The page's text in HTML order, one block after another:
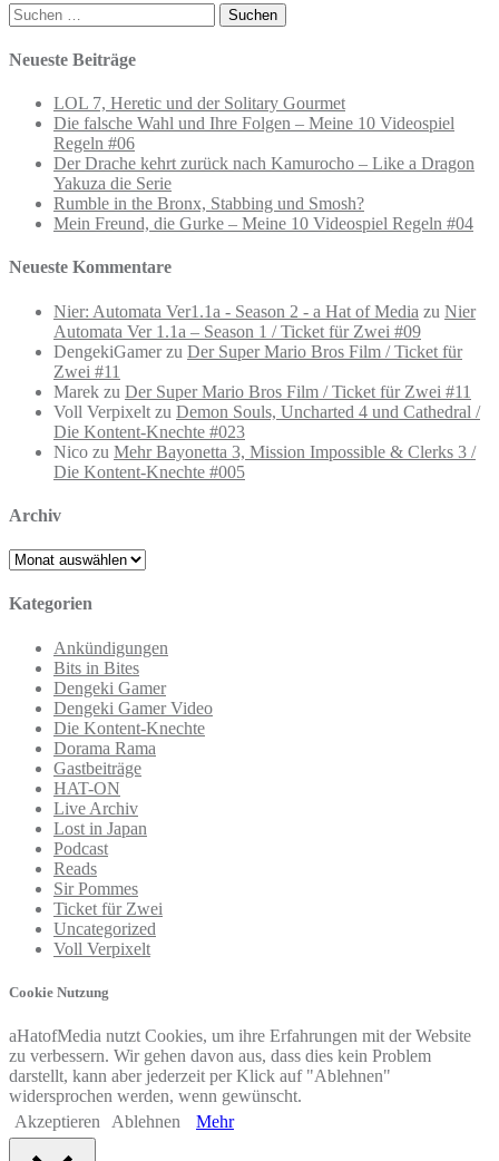
Suchen
nach:
Neueste Beiträge
LOL 7, Heretic und der Solitary Gourmet
Die falsche Wahl und Ihre Folgen – Meine 10 Videospiel
Regeln #06
Der Drache kehrt zurück nach Kamurocho – Like a Dragon
Yakuza die Serie
Rumble in the Bronx, Stabbing und Smosh?
Mein Freund, die Gurke – Meine 10 Videospiel Regeln #04
Neueste Kommentare
Nier: Automata Ver1.1a - Season 2 - a Hat of Media zu Nier
Automata Ver 1.1a – Season 1 / Ticket für Zwei #09
DengekiGamerzu Der Super Mario Bros Film / Ticket für
Zwei #11
Marek zu Der Super Mario Bros Film / Ticket für Zwei #11
Voll Verpixelt zu Demon Souls, Uncharted 4 und Cathedral /
Die Kontent-Knechte #023
Nico zu Mehr Bayonetta 3, Mission Impossible & Clerks 3 /
Die Kontent-Knechte #005
Archiv
Archiv
Kategorien
Ankündigungen
Bits in Bites
Dengeki Gamer
Dengeki Gamer Video
Die Kontent-Knechte
Dorama Rama
Gastbeiträge
HAT-ON
Live Archiv
Lost in Japan
Podcast
Reads
Sir Pommes
Ticket für Zwei
Uncategorized
Voll Verpixelt
Cookie Nutzung
aHatofMedia nutzt Cookies, um ihre Erfahrungen mit der Website
zu verbessern. Wir gehen davon aus, dass dies kein Problem
darstellt, kann aber jederzeit per Klick auf "Ablehnen"
widersprochen werden, wenn gewünscht.
Akzeptieren
Ablehnen Mehr